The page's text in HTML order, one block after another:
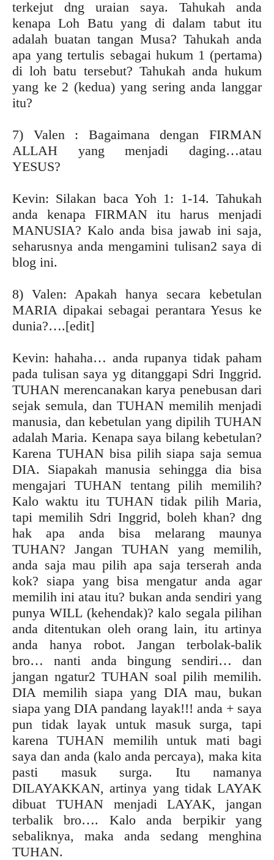
terkejut dng uraian saya. Tahukah anda
kenapa Loh Batu yang di dalam tabut itu
adalah buatan tangan Musa? Tahukah anda
apa yang tertulis sebagai hukum 1 (pertama)
di loh batu tersebut? Tahukah anda hukum
yang ke 2 (kedua) yang sering anda langgar
itu?
7) Valen : Bagaimana dengan FIRMAN
ALLAH yang menjadi daging…atau
YESUS?
Kevin: Silakan baca Yoh 1: 1-14. Tahukah
anda kenapa FIRMAN itu harus menjadi
MANUSIA? Kalo anda bisa jawab ini saja,
seharusnya anda mengamini tulisan2 saya di
blog ini.
8) Valen: Apakah hanya secara kebetulan
MARIA dipakai sebagai perantara Yesus ke
dunia?….[edit]
Kevin: hahaha… anda rupanya tidak paham
pada tulisan saya yg ditanggapi Sdri Inggrid.
TUHAN merencanakan karya penebusan dari
sejak semula, dan TUHAN memilih menjadi
manusia, dan kebetulan yang dipilih TUHAN
adalah Maria. Kenapa saya bilang kebetulan?
Karena TUHAN bisa pilih siapa saja semua
DIA. Siapakah manusia sehingga dia bisa
mengajari TUHAN tentang pilih memilih?
Kalo waktu itu TUHAN tidak pilih Maria,
tapi memilih Sdri Inggrid, boleh khan? dng
hak apa anda bisa melarang maunya
TUHAN? Jangan TUHAN yang memilih,
anda saja mau pilih apa saja terserah anda
kok? siapa yang bisa mengatur anda agar
memilih ini atau itu? bukan anda sendiri yang
punya WILL (kehendak)? kalo segala pilihan
anda ditentukan oleh orang lain, itu artinya
anda hanya robot. Jangan terbolak-balik
bro… nanti anda bingung sendiri… dan
jangan ngatur2 TUHAN soal pilih memilih.
DIA memilih siapa yang DIA mau, bukan
siapa yang DIA pandang layak!!! anda + saya
pun tidak layak untuk masuk surga, tapi
karena TUHAN memilih untuk mati bagi
saya dan anda (kalo anda percaya), maka kita
pasti masuk surga. Itu namanya
DILAYAKKAN, artinya yang tidak LAYAK
dibuat TUHAN menjadi LAYAK, jangan
terbalik bro…. Kalo anda berpikir yang
sebaliknya, maka anda sedang menghina
TUHAN.